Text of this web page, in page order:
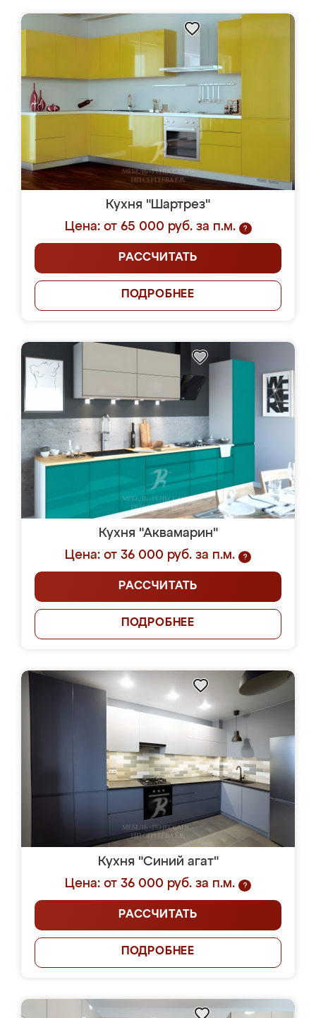
Кухня "Шартрез"
Цена: от 65 000 руб. за п.м.
?
РАССЧИТАТЬ
ПОДРОБНЕЕ
Кухня "Аквамарин"
Цена: от 36 000 руб. за п.м.
?
РАССЧИТАТЬ
ПОДРОБНЕЕ
Кухня "Синий агат"
Цена: от 36 000 руб. за п.м.
?
РАССЧИТАТЬ
ПОДРОБНЕЕ